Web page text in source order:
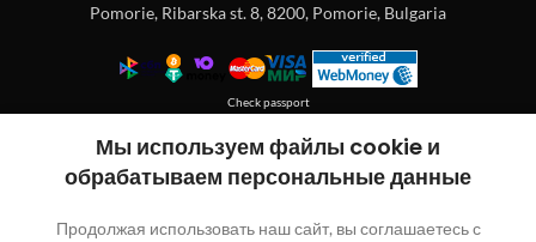
Pomorie, Ribarska st. 8, 8200, Pomorie, Bulgaria
Check passport
Мы используем файлы cookie и
обрабатываем персональные данные
Продолжая использовать наш сайт, вы соглашаетесь с
Покупка без регистрации
"обозначает обязательные поля